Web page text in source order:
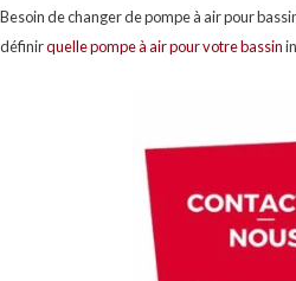
Besoin de changer de pompe à air pour
définirquelle pompe à air pour votre bassin